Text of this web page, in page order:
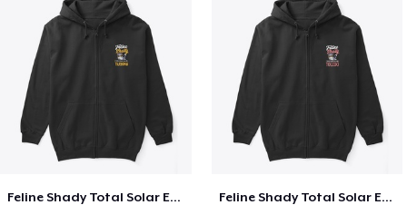
Feline Shady Total Solar Eclipse Tijuana Feline Shady Total Solar Eclipse Toledo